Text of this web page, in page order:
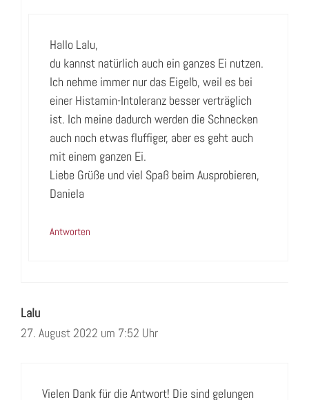
Hallo Lalu,
du kannst natürlich auch ein ganzes Ei nutzen.
Ich nehme immer nur das Eigelb, weil es bei
einer Histamin-Intoleranz besser verträglich
ist. Ich meine dadurch werden die Schnecken
auch noch etwas fluffiger, aber es geht auch
mit einem ganzen Ei.
Liebe Grüße und viel Spaß beim Ausprobieren,
Daniela
Antworten
Lalu
27. August 2022 um 7:52 Uhr
Vielen Dank für die Antwort! Die sind gelungen